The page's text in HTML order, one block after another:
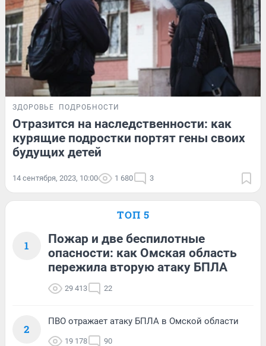
ЗДОРОВЬЕ ПОДРОБНОСТИ
Отразится на наследственности: как
курящие подростки портят гены своих
будущих детей
14 сентября, 2023, 10:00 1 680 3
ТОП 5
1
Пожар и две беспилотные
опасности: как Омская область
пережила вторую атаку БПЛА
29 413 22
2
ПВО отражает атаку БПЛА в Омской области
19 178 90